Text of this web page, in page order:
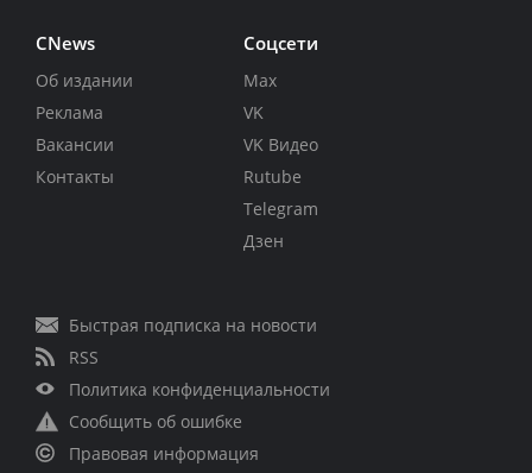
CNews
Об издании
Реклама
Вакансии
Контакты
Соцсети
Max
VK
VK Видео
Rutube
Telegram
Дзен
Быстрая подписка на новости
RSS
Политика конфиденциальности
Сообщить об ошибке
Правовая информация